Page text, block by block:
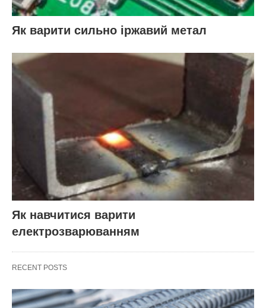
Як варити сильно іржавий метал
Як навчитися варити
електрозварюванням
RECENT POSTS